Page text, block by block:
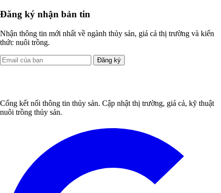
Đăng ký nhận bản tin
Nhận thông tin mới nhất về ngành thủy sản, giá cả thị trường và kiến
thức nuôi trồng.
Đăng ký
Cổng kết nối thông tin thủy sản. Cập nhật thị trường, giá cả, kỹ thuật
nuôi trồng thủy sản.